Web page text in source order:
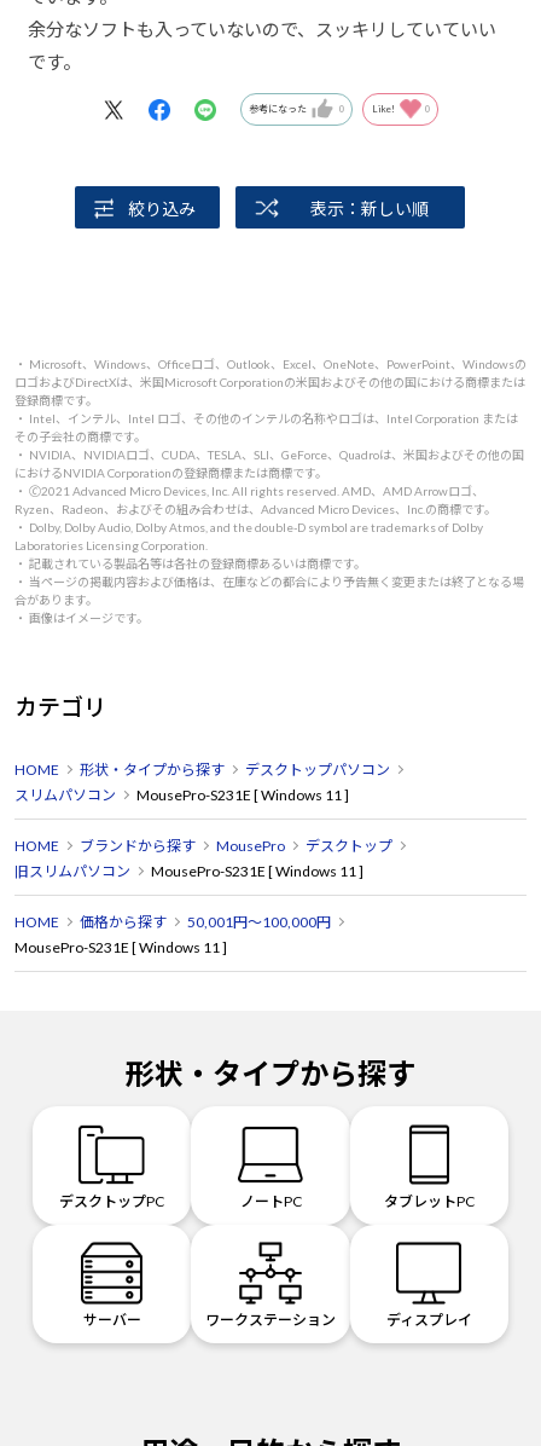
余分なソフトも入っていないので、スッキリしていていい
です。
参考になった 0 Like! 0
絞り込み 表示：新しい順
・ Microsoft、Windows、Officeロゴ、Outlook、Excel、OneNote、PowerPoint、Windowsの
ロゴおよびDirectXは、米国Microsoft Corporationの米国およびその他の国における商標または
登録商標です。
・ Intel、インテル、Intel ロゴ、その他のインテルの名称やロゴは、Intel Corporation または
その子会社の商標です。
・ NVIDIA、NVIDIAロゴ、CUDA、TESLA、SLI、GeForce、Quadroは、米国およびその他の国
におけるNVIDIA Corporationの登録商標または商標です。
・ 🄫2021 Advanced Micro Devices, Inc. All rights reserved. AMD、AMD Arrowロゴ、
Ryzen、Radeon、およびその組み合わせは、Advanced Micro Devices、Inc.の商標です。
・ Dolby, Dolby Audio, Dolby Atmos, and the double-D symbol are trademarks of Dolby
Laboratories Licensing Corporation.
・ 記載されている製品名等は各社の登録商標あるいは商標です。
・ 当ページの掲載内容および価格は、在庫などの都合により予告無く変更または終了となる場
合があります。
・ 画像はイメージです。
カテゴリ
HOME 形状・タイプから探す
デスクトップパソコン
スリムパソコン
MousePro-S231E [ Windows 11 ]
HOME ブランドから探す MousePro
デスクトップ
旧スリムパソコン
MousePro-S231E [ Windows 11 ]
HOME 価格から探す
50,001円～100,000円
MousePro-S231E [ Windows 11 ]
形状・タイプから探す
デスクトップPC ノートPC タブレットPC
サーバー ワークステーション ディスプレイ